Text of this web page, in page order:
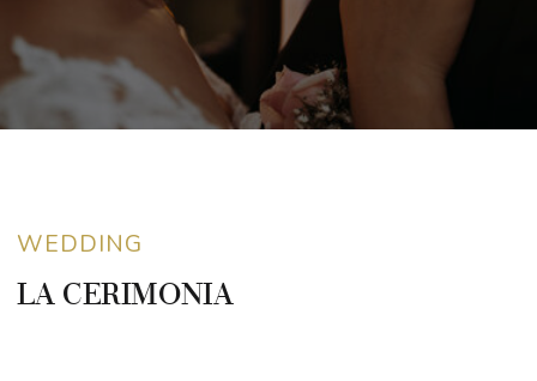
WEDDING
LA CERIMONIA